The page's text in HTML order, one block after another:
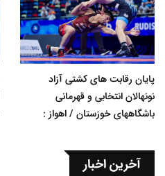
پایان رقابت های کشتی آزاد
نونهالان انتخابی و قهرمانی
باشگاههای خوزستان / اهواز :
آخرین اخبار